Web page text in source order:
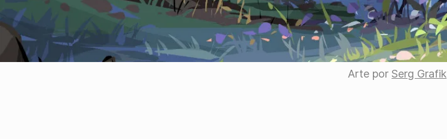
Arte por Serg Grafik